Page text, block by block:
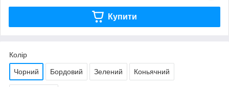
Купити
Колір
Чорний Бордовий Зелений Коньячний